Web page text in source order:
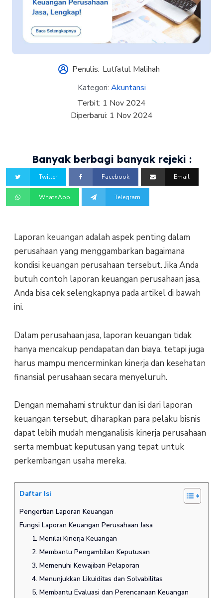
Penulis: Lutfatul Malihah
Kategori: Akuntansi
Terbit: 1 Nov 2024
Diperbarui: 1 Nov 2024
Banyak berbagi banyak rejeki :
Twitter Facebook Email
WhatsApp Telegram
Laporan keuangan adalah aspek penting dalam
perusahaan yang menggambarkan bagaimana
kondisi keuangan perusahaan tersebut. Jika Anda
butuh contoh laporan keuangan perusahaan jasa,
Anda bisa cek selengkapnya pada artikel di bawah
ini.
Dalam perusahaan jasa, laporan keuangan tidak
hanya mencakup pendapatan dan biaya, tetapi juga
harus mampu mencerminkan kinerja dan kesehatan
finansial perusahaan secara menyeluruh.
Dengan memahami struktur dan isi dari laporan
keuangan tersebut, diharapkan para pelaku bisnis
dapat lebih mudah menganalisis kinerja perusahaan
serta membuat keputusan yang tepat untuk
perkembangan usaha mereka.
Daftar Isi
Pengertian Laporan Keuangan
Fungsi Laporan Keuangan Perusahaan Jasa
1. Menilai Kinerja Keuangan
2. Membantu Pengambilan Keputusan
3. Memenuhi Kewajiban Pelaporan
4. Menunjukkan Likuiditas dan Solvabilitas
5. Membantu Evaluasi dan Perencanaan Keuangan